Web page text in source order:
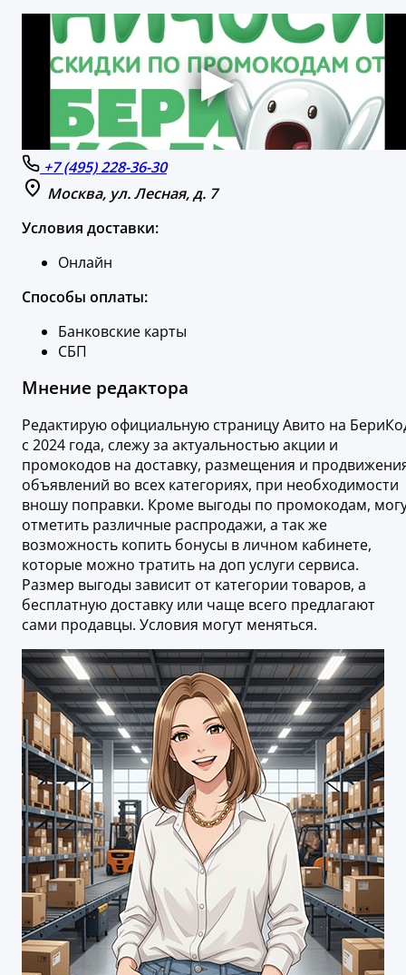
+7 (495) 228-36-30
Москва, ул. Лесная, д. 7
Условия доставки:
Онлайн
Способы оплаты:
Банковские карты
СБП
Мнение редактора
Редактирую официальную страницу Авито на
с 2024 года, слежу за актуальностью акции и
промокодов на доставку, размещения и
объявлений во всех категориях, при необходимости
вношу поправки. Кроме выгоды по промокодам,
отметить различные распродажи, а так же
возможность копить бонусы в личном кабинете,
которые можно тратить на доп услуги сервиса.
Размер выгоды зависит от категории товаров, а
бесплатную доставку или чаще всего предлагают
сами продавцы. Условия могут меняться.